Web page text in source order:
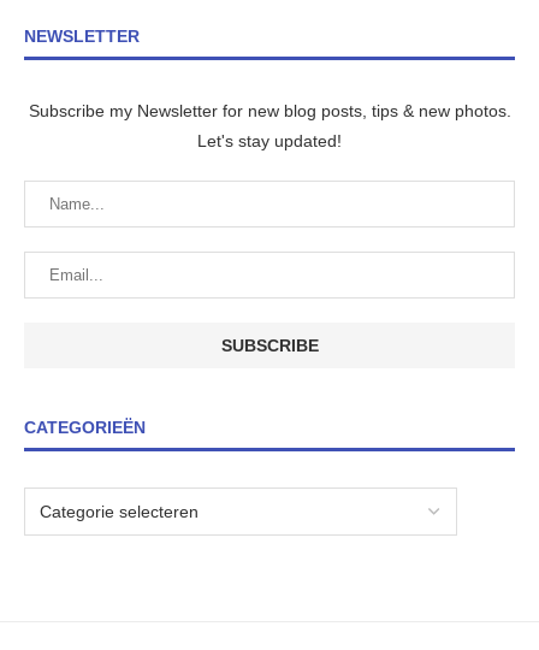
NEWSLETTER
Subscribe my Newsletter for new blog posts, tips & new photos.
Let's stay updated!
CATEGORIEËN